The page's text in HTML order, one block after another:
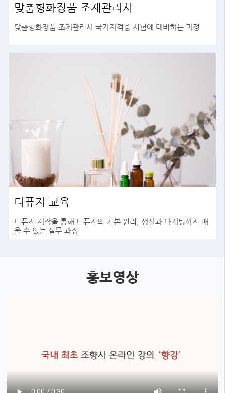
맞춤형화장품 조제관리사
맞춤형화장품 조제관리사 국가자격증 시험에 대비하는 과정
디퓨저 교육
디퓨저 제작을 통해 디퓨저의 기본 원리, 생산과 마케팅까지 배
울 수 있는 실무 과정
홍보영상